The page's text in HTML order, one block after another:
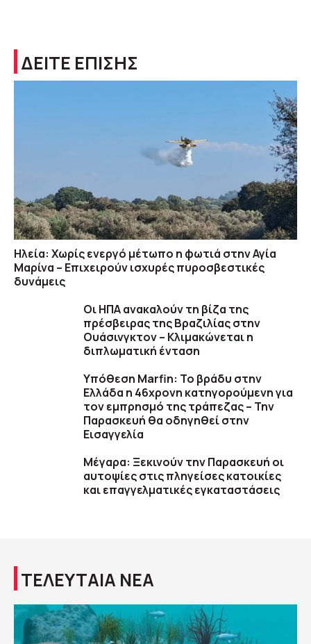
ΔΕΙΤΕ ΕΠΙΣΗΣ
Ηλεία: Χωρίς ενεργό μέτωπο η φωτιά στην Αγία
Μαρίνα – Επιχειρούν ισχυρές πυροσβεστικές
δυνάμεις
Οι ΗΠΑ ανακαλούν τη βίζα της
πρέσβειρας της Βραζιλίας στην
Ουάσινγκτον – Κλιμακώνεται η
διπλωματική ένταση
Υπόθεση Marfin: Το βράδυ στην
Ελλάδα η 46χρονη κατηγορούμενη για
τον εμπρησμό της τράπεζας – Την
Παρασκευή θα οδηγηθεί στην
Εισαγγελία
Μέγαρα: Ξεκινούν την Παρασκευή οι
αυτοψίες στις πληγείσες κατοικίες
και επαγγελματικές εγκαταστάσεις
ΤΕΛΕΥΤΑΙΑ ΝΕΑ